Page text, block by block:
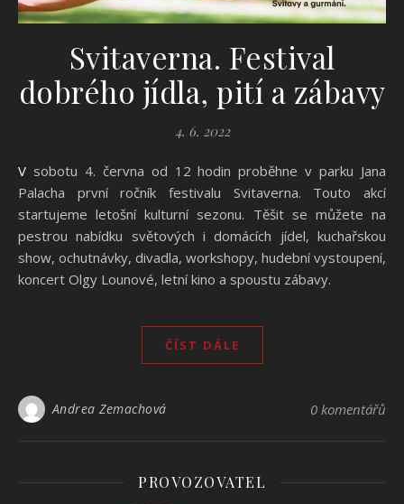
Svitaverna. Festival
dobrého jídla, pití a zábavy
4. 6. 2022
V sobotu 4. června od 12 hodin proběhne v parku Jana
Palacha první ročník festivalu Svitaverna. Touto akcí
startujeme letošní kulturní sezonu. Těšit se můžete na
pestrou nabídku světových i domácích jídel, kuchařskou
show, ochutnávky, divadla, workshopy, hudební vystoupení,
koncert Olgy Lounové, letní kino a spoustu zábavy.
ČÍST DÁLE
Andrea Zemachová 0 komentářů
PROVOZOVATEL